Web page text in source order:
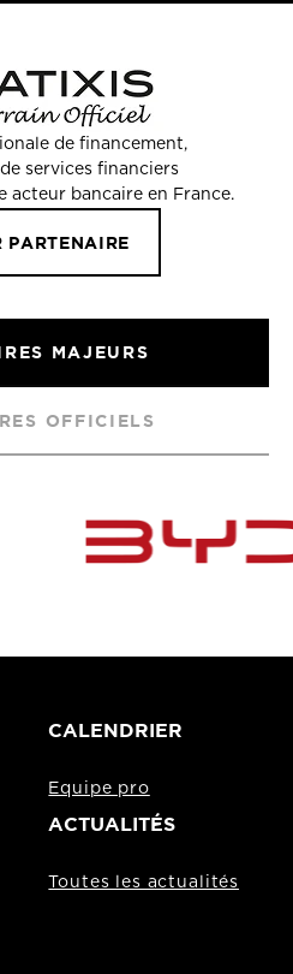
de financement,
services financiers
acteur bancaire en France.
PARTENAIRE
MAJEURS
OFFICIELS
CALENDRIER
Equipe pro
ACTUALITÉS
Toutes les actualités